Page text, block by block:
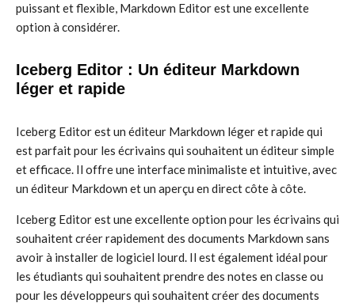
puissant et flexible, Markdown Editor est une excellente
option à considérer.
Iceberg Editor : Un éditeur Markdown
léger et rapide
Iceberg Editor est un éditeur Markdown léger et rapide qui
est parfait pour les écrivains qui souhaitent un éditeur simple
et efficace. Il offre une interface minimaliste et intuitive, avec
un éditeur Markdown et un aperçu en direct côte à côte.
Iceberg Editor est une excellente option pour les écrivains qui
souhaitent créer rapidement des documents Markdown sans
avoir à installer de logiciel lourd. Il est également idéal pour
les étudiants qui souhaitent prendre des notes en classe ou
pour les développeurs qui souhaitent créer des documents